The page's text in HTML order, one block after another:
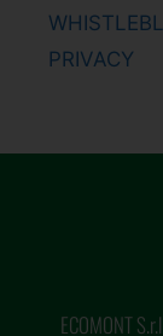
PRIVACY
ECOMONT